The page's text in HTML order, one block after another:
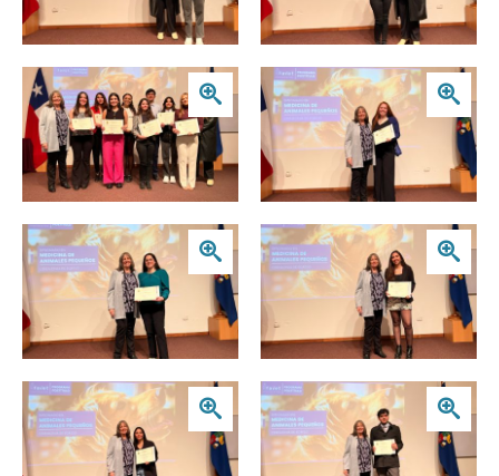
Zoom Zoom
Zoom Zoom
Zoom Zoom